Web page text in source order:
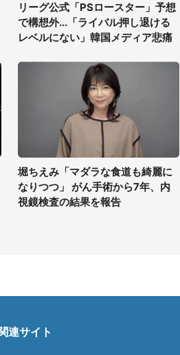
リーグ公式「PSロースター」予想
で構想外...「ライバル押し退ける
レベルにない」韓国メディア悲痛
堀ちえみ「マダラな食道も綺麗に
なりつつ」 がん手術から7年、内
視鏡検査の結果を報告
連サイト